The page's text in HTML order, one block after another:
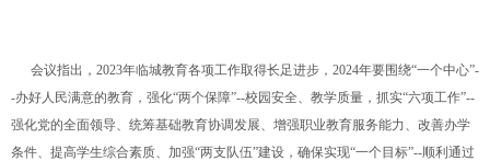
会议指出，2023年临城教育各项工作取得长足进步，2024年要围绕“一个中心”-
-办好人民满意的教育，强化“两个保障”--校园安全、教学质量，抓实“六项工作”--
强化党的全面领导、统筹基础教育协调发展、增强职业教育服务能力、改善办学
条件、提高学生综合素质、加强“两支队伍”建设，确保实现“一个目标”--顺利通过